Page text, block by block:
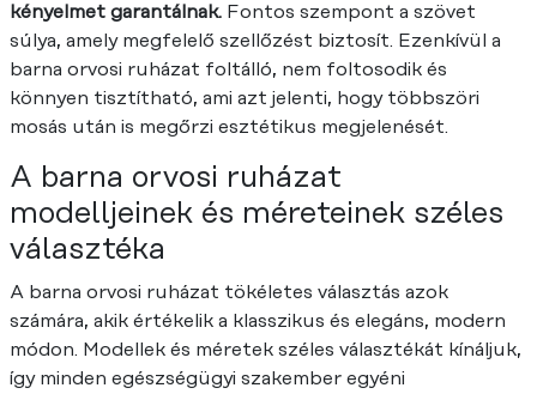
kényelmet garantálnak. Fontos szempont a szövet
súlya, amely megfelelő szellőzést biztosít. Ezenkívül a
barna orvosi ruházat foltálló, nem foltosodik és
könnyen tisztítható, ami azt jelenti, hogy többszöri
mosás után is megőrzi esztétikus megjelenését.
A barna orvosi ruházat
modelljeinek és méreteinek széles
választéka
A barna orvosi ruházat tökéletes választás azok
számára, akik értékelik a klasszikus és elegáns, modern
módon. Modellek és méretek széles választékát kínáljuk,
így minden egészségügyi szakember egyéni